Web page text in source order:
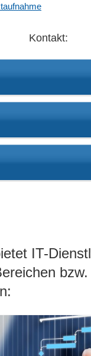
Kontakt:
IT-